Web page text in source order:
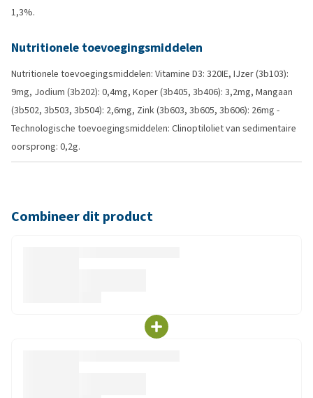
1,3%.
Nutritionele toevoegingsmiddelen
Nutritionele toevoegingsmiddelen: Vitamine D3: 320IE, IJzer (3b103):
9mg, Jodium (3b202): 0,4mg, Koper (3b405, 3b406): 3,2mg, Mangaan
(3b502, 3b503, 3b504): 2,6mg, Zink (3b603, 3b605, 3b606): 26mg -
Technologische toevoegingsmiddelen: Clinoptiloliet van sedimentaire
oorsprong: 0,2g.
Combineer dit product